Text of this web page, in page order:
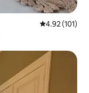
평점 4.92점(5
4.92 (101)